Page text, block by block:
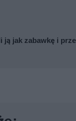
ją jak zabawkę i